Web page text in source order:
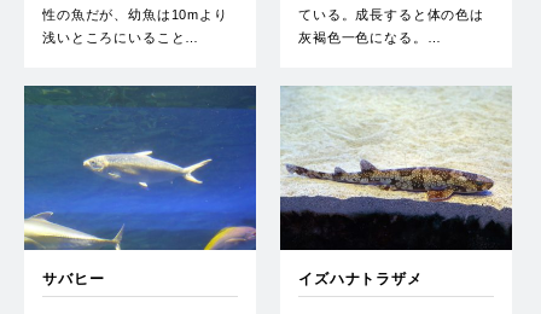
性の魚だが、幼魚は10mより
浅いところにいること…
ている。成長すると体の色は
灰褐色一色になる。…
サバヒー イズハナトラザメ